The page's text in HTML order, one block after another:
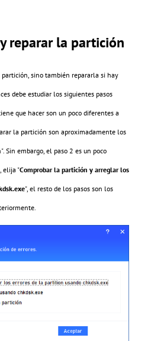
reparar la partición
sino también repararla si hay
debe estudiar los siguientes pasos
que hacer son un poco diferentes a
la partición son aproximadamente los
Sin embargo, el paso 2 es un poco
elija "Comprobarla partición y arreglar los
", el resto de los pasos son los